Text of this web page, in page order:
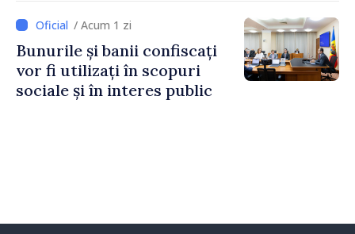
Irlandei de Nord, Fern
Horine / Acum 1 zi
Bunurile și banii confiscați
vor fi utilizați în scopuri
sociale și în interes public